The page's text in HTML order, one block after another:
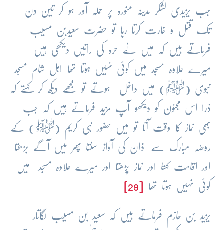
جب یزیدی لشکر مدینہ منورہ پر حملہ آور ہو کر تین دن
تک قتل و غارت کرتا رہا تو حضرت سعیدبن مسیب
فرماتے ہیں کہ میں نے حرہ کی راتیں دیکھی ہیں
میرے علاوہ مسجد میں کوئی نہیں ہوتا تھا-اہل شام مسجد
نبوی (ﷺ) میں داخل ہوتے تو مجھے دیکھ کر کہتے کہ
ذرا اس مجنون کو دیکھو-آپ مزید فرماتے ہیں کہ جب
بھی نماز کا وقت آتا تو میں حضور نبی کریم (ﷺ) کے
روضہ مبارک سے اذان کی آواز سنتا پھر میں آگے بڑھتا
اور اقامت کہتا اور نماز پڑھتا اور میرے علاوہ مسجد میں
کوئی نہیں ہوتا تھا-
یزید بن حازم فرماتے ہیں کہ سعید بن مسیب لگاتار